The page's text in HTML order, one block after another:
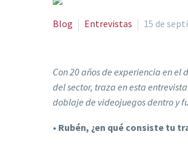
Blog Entrevistas 15 de
Con 20 años de experiencia en el
del sector, traza en esta
doblaje de videojuegos dentro y
• Rubén, ¿en qué consiste tu